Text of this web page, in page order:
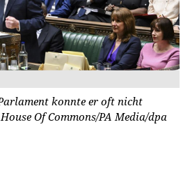
konnte er oft nicht
Of Commons/PA Media/dpa